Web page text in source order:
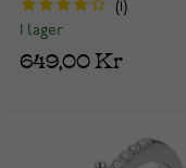
1
I lager
649,00 Kr